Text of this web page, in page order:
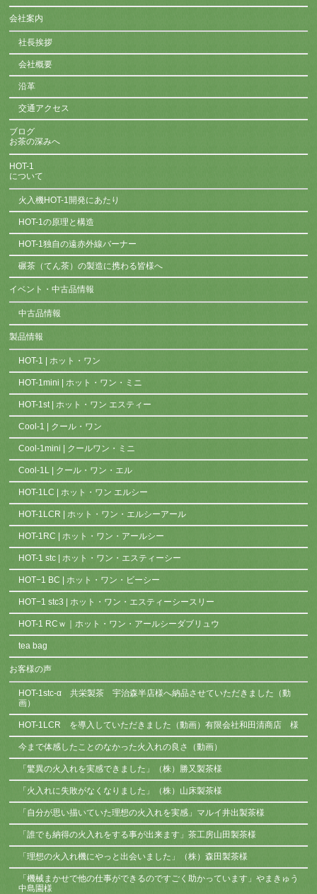
会社案内
社長挨拶
会社概要
沿革
交通アクセス
ブログ
お茶の深みへ
HOT-1
について
火入機HOT-1開発にあたり
HOT-1の原理と構造
HOT-1独自の遠赤外線バーナー
碾茶（てん茶）の製造に携わる皆様へ
イベント・中古品情報
中古品情報
製品情報
HOT-1 | ホット・ワン
HOT-1mini | ホット・ワン・ミニ
HOT-1st | ホット・ワン エスティー
Cool-1 | クール・ワン
Cool-1mini | クールワン・ミニ
Cool-1L | クール・ワン・エル
HOT-1LC | ホット・ワン エルシー
HOT-1LCR | ホット・ワン・エルシーアール
HOT-1RC | ホット・ワン・アールシー
HOT-1 stc | ホット・ワン・エスティーシー
HOT−1 BC | ホット・ワン・ビーシー
HOT−1 stc3 | ホット・ワン・エスティーシースリー
HOT-1 RCｗ｜ホット・ワン・アールシーダブリュウ
tea bag
お客様の声
HOT-1stc-α 共栄製茶 宇治森半店様へ納品させていただきました（動
画）
HOT-1LCR を導入していただきました（動画）有限会社和田清商店 様
今まで体感したことのなかった火入れの良さ（動画）
「驚異の火入れを実感できました」（株）勝又製茶様
「火入れに失敗がなくなりました」（株）山床製茶様
「自分が思い描いていた理想の火入れを実感」マルイ井出製茶様
「誰でも納得の火入れをする事が出来ます」茶工房山田製茶様
「理想の火入れ機にやっと出会いました」（株）森田製茶様
「機械まかせで他の仕事ができるのですごく助かっています」やまきゅう
中島園様